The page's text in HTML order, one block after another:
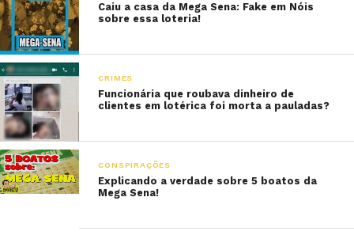
Caiu a casa da Mega Sena: Fake em Nóis
sobre essa loteria!
CRIMES
Funcionária que roubava dinheiro de
clientes em lotérica foi morta a pauladas?
CONSPIRAÇÕES
Explicando a verdade sobre 5 boatos da
Mega Sena!